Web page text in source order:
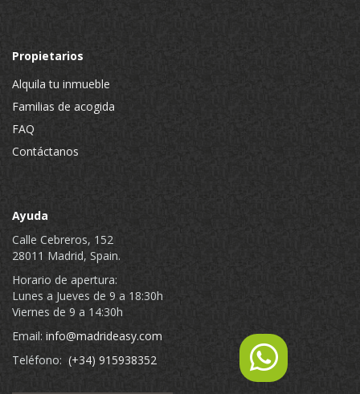
Propietarios
Alquila tu inmueble
Familias de acogida
FAQ
Contáctanos
Ayuda
Calle Cebreros, 152
28011 Madrid, Spain.
Horario de apertura:
Lunes a Jueves de 9 a 18:30h
Viernes de 9 a 14:30h
Email: info@madrideasy.com
Teléfono: (+34) 915938352